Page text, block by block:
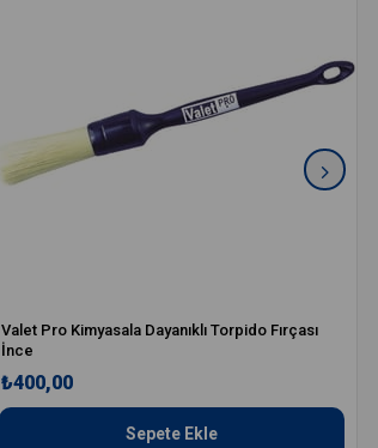
Valet Pro Kimyasala Dayanıklı Torpido Fırçası
İnce
₺400,00
Sepete Ekle